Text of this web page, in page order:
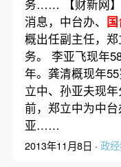
务…… 【财新网
消息，中台办、
概出任副主任，
务。 李亚飞现年
年。龚清概现年
立中、孙亚夫现
前，郑立中为中台
亚……
2013年11月8日 · 政